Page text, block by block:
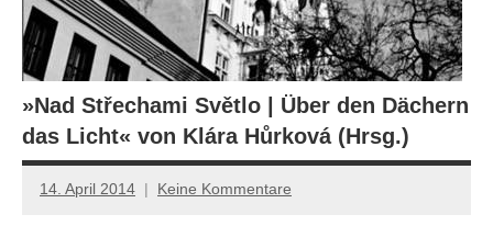
»Nad Střechami Světlo | Über den Dächern
das Licht« von Klára Hůrková (Hrsg.)
14. April 2014
Anton
Keine Kommentare